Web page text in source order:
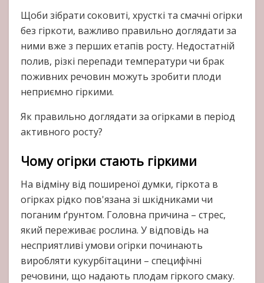
Щоби зібрати соковиті, хрусткі та смачні огірки
без гіркоти, важливо правильно доглядати за
ними вже з перших етапів росту. Недостатній
полив, різкі перепади температури чи брак
поживних речовин можуть зробити плоди
неприємно гіркими.
Як правильно доглядати за огірками в період
активного росту?
Чому огірки стають гіркими
На відміну від поширеної думки, гіркота в
огірках рідко пов'язана зі шкідниками чи
поганим ґрунтом. Головна причина – стрес,
який переживає рослина. У відповідь на
несприятливі умови огірки починають
виробляти кукурбітацини – специфічні
речовини, що надають плодам гіркого смаку.